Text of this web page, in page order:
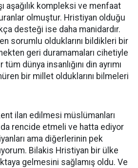
aşağılık kompleksi ve menfaat
olmuştur. Hristiyan olduğu
desteği ise daha manidardır.
sorumlu olduklarını bildikleri bir
geri duramamaları cihetiyle
tüm dünya insanlığını din ayrımı
bir millet olduklarını bilmeleri
ilan edilmesi müslümanları
rencide etmeli ve hatta ediyor
ama diğerlerinin pek
Bilakis Hristiyan bir ülke
gelmesini sağlamış oldu. Ve